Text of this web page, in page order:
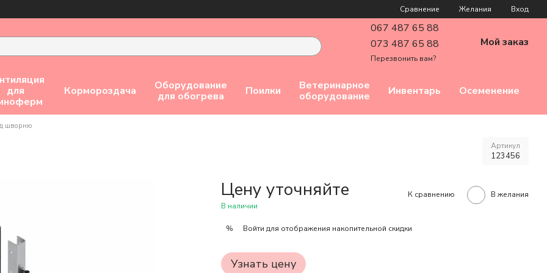
Сравнение Желания Вход
067 487 65 88
073 487 65 88
Перезвонить вам?
Мой заказ
для
Кормороздача
Оборудование
для обогрева
Поилки
Ветеринарное
оборудование
Инвентарь Осеменение
шворню
Артикул
123456
Цену уточняйте
В наличии
К сравнению В желания
% Войти для отображения накопительной скидки
Узнать цену